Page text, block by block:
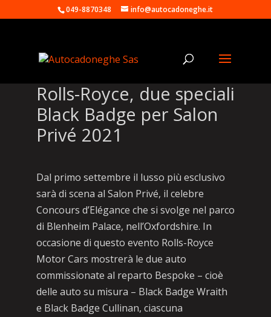
049-8870348 info@autocadoneghe.it
Rolls-Royce, due speciali
Black Badge per Salon
Privé 2021
Dal primo settembre il lusso più esclusivo
sarà di scena al Salon Privé, il celebre
Concours d’Elégance che si svolge nel parco
di Blenheim Palace, nell’Oxfordshire. In
occasione di questo evento Rolls-Royce
Motor Cars mostrerà le due auto
commissionate al reparto Bespoke – cioè
delle auto su misura – Black Badge Wraith
e Black Badge Cullinan, ciascuna